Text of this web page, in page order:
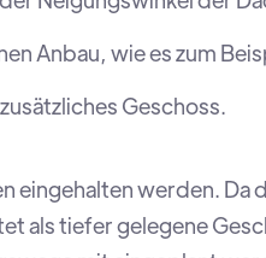
Anbau, wie es zum
Geschoss.
eingehalten werden. Da
als tiefer gelegene